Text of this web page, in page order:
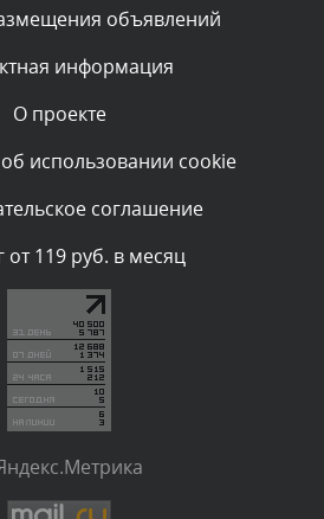
виден после проверки
виден после проверки
объявлений
информация
О проекте
использовании cookie
соглашение
от 119 руб. в месяц